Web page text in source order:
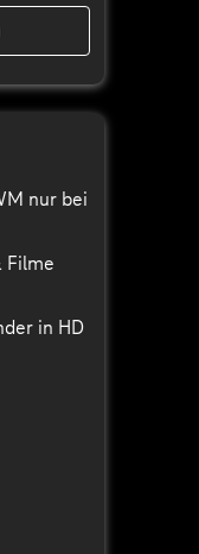
nur bei
Filme
in HD